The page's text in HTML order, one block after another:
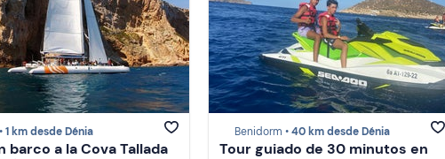
1 km desde Dénia
barco a la Cova Tallada
Benidorm •40 km desde Dénia
Tour guiado de 30 minutos en